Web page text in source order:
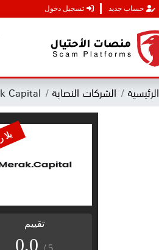
حساب جديد تسجيل دخول
الرئيسية الشركات النصابة Capital
تقييم
0.0